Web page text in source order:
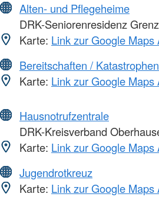
Alten- und Pflegeheime
DRK-Seniorenresidenz
Karte: Link zur Google Maps
Bereitschaften /
Karte: Link zur Google Maps
Hausnotrufzentrale
DRK-Kreisverband
Karte: Link zur Google Maps
Jugendrotkreuz
Karte: Link zur Google Maps